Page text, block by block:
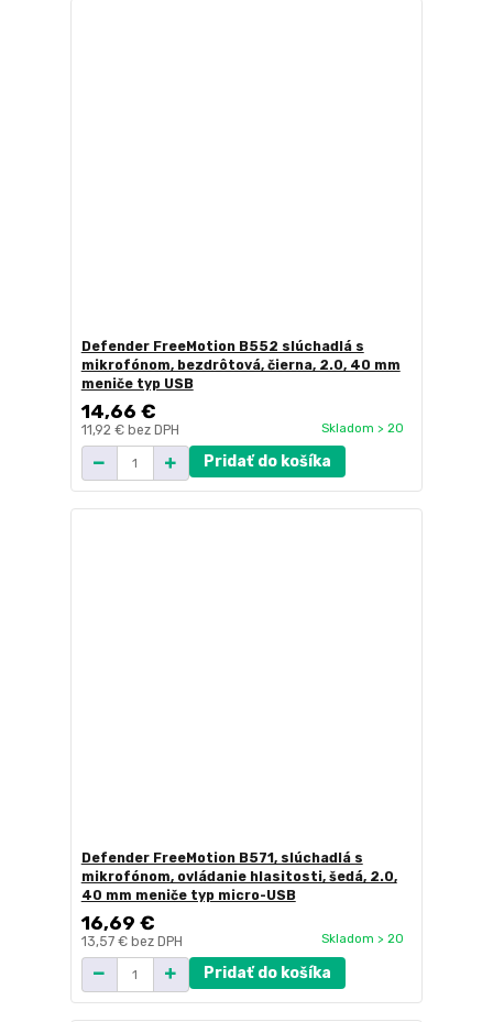
Defender FreeMotion B552 slúchadlá s
mikrofónom, bezdrôtová, čierna, 2.0, 40 mm
meniče typ USB
14,66 €
11,92 € bez DPH Skladom > 20
Pridať do košíka
Defender FreeMotion B571, slúchadlá s
mikrofónom, ovládanie hlasitosti, šedá, 2.0,
40 mm meniče typ micro-USB
16,69 €
13,57 € bez DPH Skladom > 20
Pridať do košíka